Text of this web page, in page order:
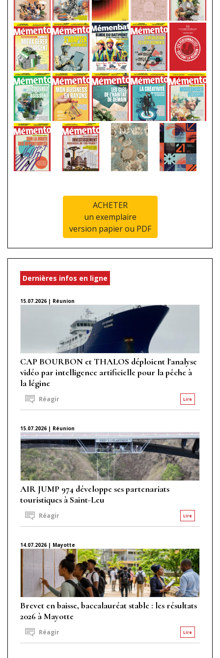
ACHETER
un exemplaire
version papier ou PDF
Dernières infos en ligne
15.07.2026 | Réunion
CAP BOURBON et THALOS déploient l'analyse
vidéo par intelligence artificielle pour la pêche à
la légine
Lire
Réagir
15.07.2026 | Réunion
AIR JUMP 974 développe ses partenariats
touristiques à Saint-Leu
Lire
Réagir
14.07.2026 | Mayotte
Brevet en baisse, baccalauréat stable : les résultats
2026 à Mayotte
Lire
Réagir